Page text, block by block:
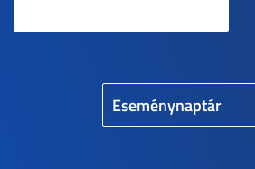
Eseménynaptár